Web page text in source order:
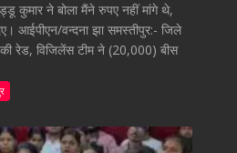
कुमार ने बोला मैंने रुपए नहीं मांगे थे,
आईपीएन/वन्दना झा समस्तीपुर:- जिले
रेड, विजिलेंस टीम ने (20,000) बीस